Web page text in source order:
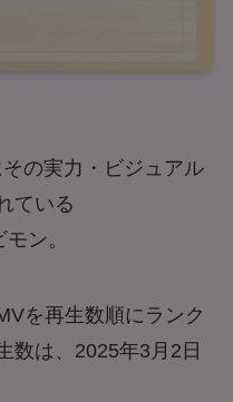
の実力・ビジュアル
ている
ン。
を再生数順にランク
数は、2025年3月2日